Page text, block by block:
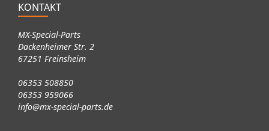
KONTAKT
MX-Special-Parts
Dackenheimer Str. 2
67251 Freinsheim
06353 508850
06353 959066
info@mx-special-parts.de